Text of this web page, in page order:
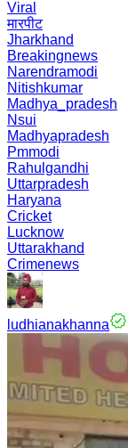
Viral
मारपीट
Jharkhand
Breakingnews
Narendramodi
Nitishkumar
Madhya_pradesh
Nsui
Madhyapradesh
Pmmodi
Rahulgandhi
Uttarpradesh
Haryana
Cricket
Lucknow
Uttarakhand
Crimenews
ludhianakhanna